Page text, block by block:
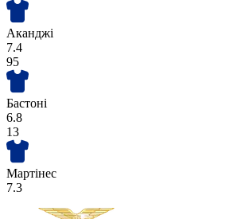
Аканджі
7.4
95
Бастоні
6.8
13
Мартінес
7.3